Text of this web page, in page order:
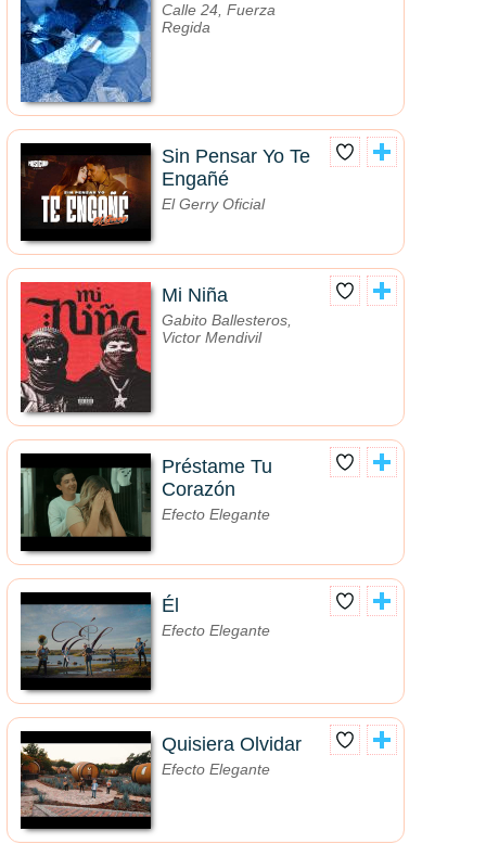
Calle 24, Fuerza
Regida
Sin Pensar Yo Te
Engañé
El Gerry Oficial
Mi Niña
Gabito Ballesteros,
Victor Mendivil
Préstame Tu
Corazón
Efecto Elegante
Él
Efecto Elegante
Quisiera Olvidar
Efecto Elegante